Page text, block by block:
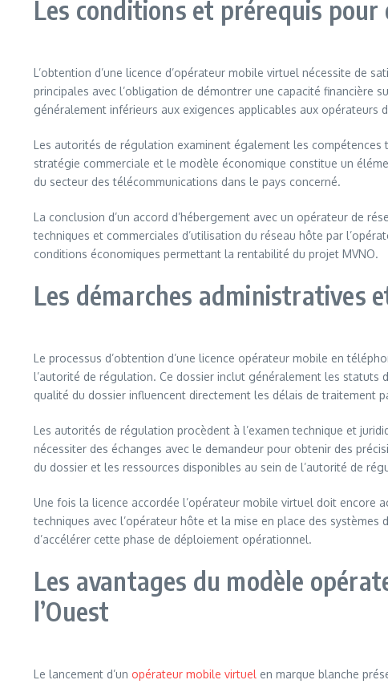
Les conditions et prérequis
L’obtention d’une licence d’opérateur mobile virtuel nécessite de
principales avec l’obligation de démontrer une capacité financière
généralement inférieurs aux exigences applicables aux opérateurs
Les autorités de régulation examinent également les compétences
stratégie commerciale et le modèle économique constitue un
du secteur des télécommunications dans le pays concerné.
La conclusion d’un accord d’hébergement avec un opérateur de
techniques et commerciales d’utilisation du réseau hôte par
conditions économiques permettant la rentabilité du projet MVNO.
Les démarches administratives
Le processus d’obtention d’une licence opérateur mobile en
l’autorité de régulation. Ce dossier inclut généralement les statuts
qualité du dossier influencent directement les délais de traitement
Les autorités de régulation procèdent à l’examen technique et
nécessiter des échanges avec le demandeur pour obtenir des
du dossier et les ressources disponibles au sein de l’autorité de
Une fois la licence accordée l’opérateur mobile virtuel doit encore
techniques avec l’opérateur hôte et la mise en place des
d’accélérer cette phase de déploiement opérationnel.
Les avantages du modèle
l’Ouest
Le lancement d’un opérateur mobile virtuel en marque blanche